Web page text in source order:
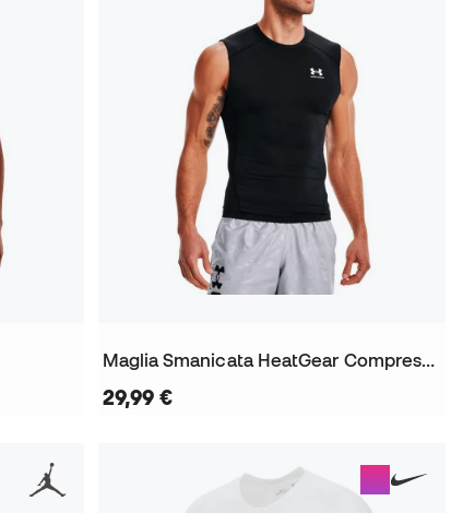
Maglia Smanicata HeatGear Compression
29,99 €